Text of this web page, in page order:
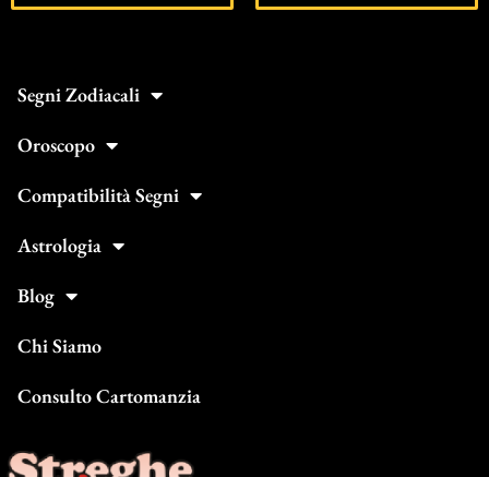
Segni Zodiacali
Oroscopo
Compatibilità Segni
Astrologia
Blog
Chi Siamo
Consulto Cartomanzia